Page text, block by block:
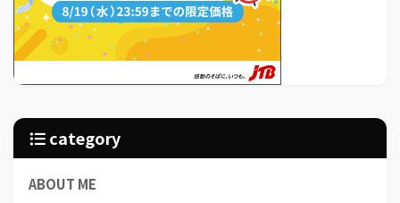
category
ABOUT ME